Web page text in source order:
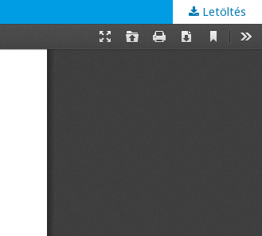
Letöltés